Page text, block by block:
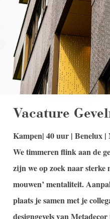
Vacature
Kampen| 40 uur | Benelux |
We timmeren flink aan de
zijn we op zoek naar sterke
mouwen’ mentaliteit.
plaats je samen met je
designgevels van